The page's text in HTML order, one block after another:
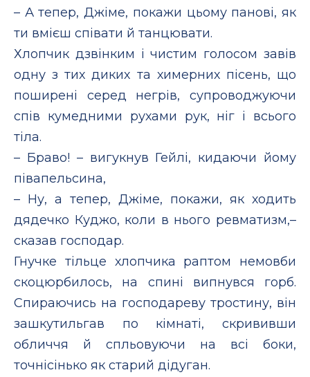
– А тепер, Джіме, покажи цьому панові, як
ти вмієш співати й танцювати.
Хлопчик дзвінким і чистим голосом завів
одну з тих диких та химерних пісень, що
поширені серед негрів, супроводжуючи
спів кумедними рухами рук, ніг і всього
тіла.
– Браво! – вигукнув Гейлі, кидаючи йому
півапельсина,
– Ну, а тепер, Джіме, покажи, як ходить
дядечко Куджо, коли в нього ревматизм,–
сказав господар.
Гнучке тільце хлопчика раптом немовби
скоцюрбилось, на спині випнувся горб.
Спираючись на господареву тростину, він
зашкутильгав по кімнаті, скрививши
обличчя й спльовуючи на всі боки,
точнісінько як старий дідуган.